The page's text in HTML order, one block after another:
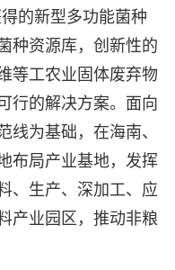
的新型多功能菌种
种资源库，创新性的
等工农业固体废弃物
行的解决方案。面向
为基础，在海南、
布局产业基地，发挥
、生产、深加工、应
产业园区，推动非粮